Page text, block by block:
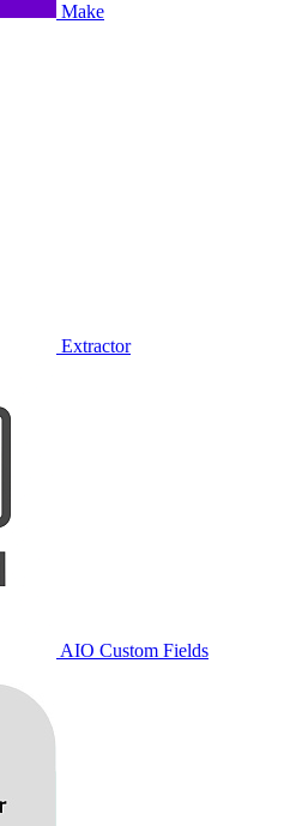
Make
Extractor
AIO Custom Fields